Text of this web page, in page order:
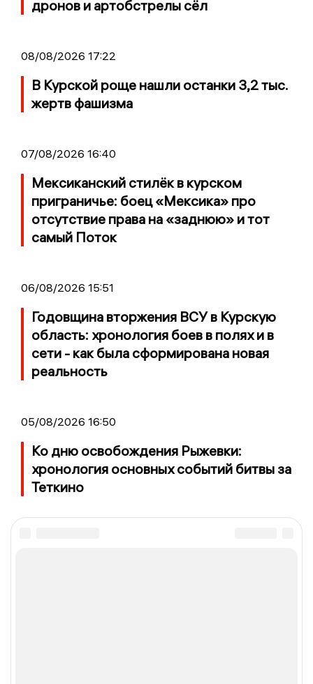
дронов и артобстрелы сёл
08/08/2026 17:22
В Курской роще нашли останки 3,2 тыс.
жертв фашизма
07/08/2026 16:40
Мексиканский стилёк в курском
приграничье: боец «Мексика» про
отсутствие права на «заднюю» и тот
самый Поток
06/08/2026 15:51
Годовщина вторжения ВСУ в Курскую
область: хронология боев в полях и в
сети - как была сформирована новая
реальность
05/08/2026 16:50
Ко дню освобождения Рыжевки:
хронология основных событий битвы за
Теткино